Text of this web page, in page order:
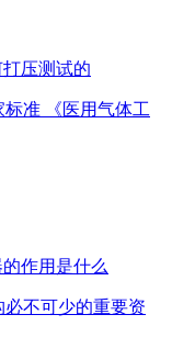
准 《医用气体工
不可少的重要资